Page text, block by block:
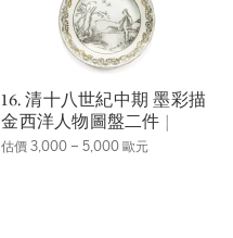
16. 清十八世紀中期 墨彩描
金西洋人物圖盤二件 |
估價 3,000 – 5,000 歐元